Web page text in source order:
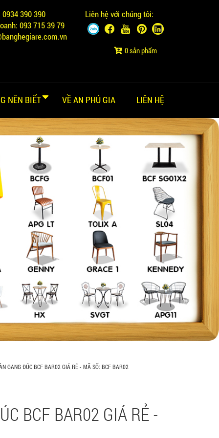
0934 390 390
093 715 39 79
Liên hệ với chúng tôi:
0 sản phẩm
NÊN BIẾT VỀ AN PHÚ GIA LIÊN HỆ
GANG ĐÚC BCF BAR02 GIÁ RẺ - MÃ SỐ: BCF BAR02
BCF BAR02 GIÁ RẺ -